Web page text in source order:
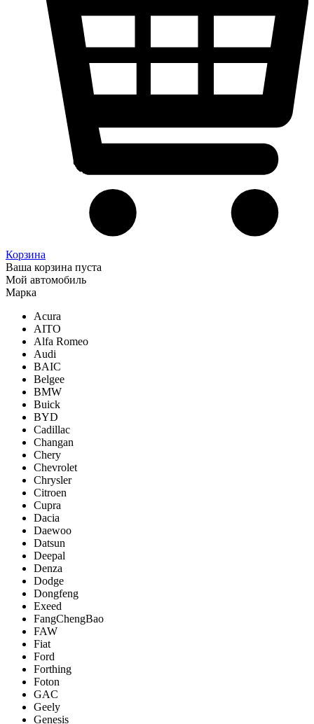
Корзина
Ваша корзина пуста
Мой автомобиль
Марка
Acura
AITO
Alfa Romeo
Audi
BAIC
Belgee
BMW
Buick
BYD
Cadillac
Changan
Chery
Chevrolet
Chrysler
Citroen
Cupra
Dacia
Daewoo
Datsun
Deepal
Denza
Dodge
Dongfeng
Exeed
FangChengBao
FAW
Fiat
Ford
Forthing
Foton
GAC
Geely
Genesis